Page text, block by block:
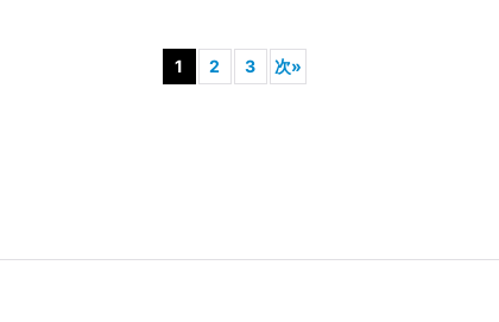
1 2 3 次»